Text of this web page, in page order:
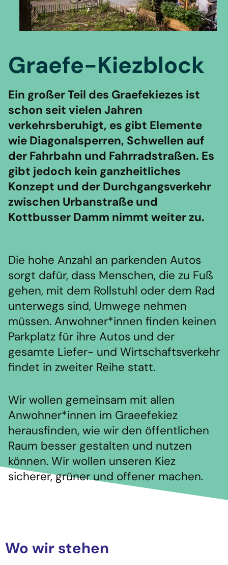
Graefe-Kiezblock
Ein großer Teil des Graefekiezes ist
schon seit vielen Jahren
verkehrsberuhigt, es gibt Elemente
wie Diagonalsperren, Schwellen auf
der Fahrbahn und Fahrradstraßen. Es
gibt jedoch kein ganzheitliches
Konzept und der Durchgangsverkehr
zwischen Urbanstraße und
Kottbusser Damm nimmt weiter zu.
Die hohe Anzahl an parkenden Autos
sorgt dafür, dass Menschen, die zu Fuß
gehen, mit dem Rollstuhl oder dem Rad
unterwegs sind, Umwege nehmen
müssen. Anwohner*innen finden keinen
Parkplatz für ihre Autos und der
gesamte Liefer- und Wirtschaftsverkehr
findet in zweiter Reihe statt.
Wir wollen gemeinsam mit allen
Anwohner*innen im Graeefekiez
herausfinden, wie wir den öffentlichen
Raum besser gestalten und nutzen
können. Wir wollen unseren Kiez
sicherer, grüner und offener machen.
Wo wir stehen